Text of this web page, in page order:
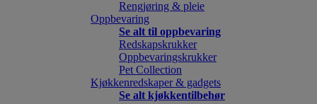
Rengjøring & pleie
Oppbevaring
Se alt til oppbevaring
Redskapskrukker
Oppbevaringskrukker
Pet Collection
Kjøkkenredskaper & gadgets
Se alt kjøkkentilbehør